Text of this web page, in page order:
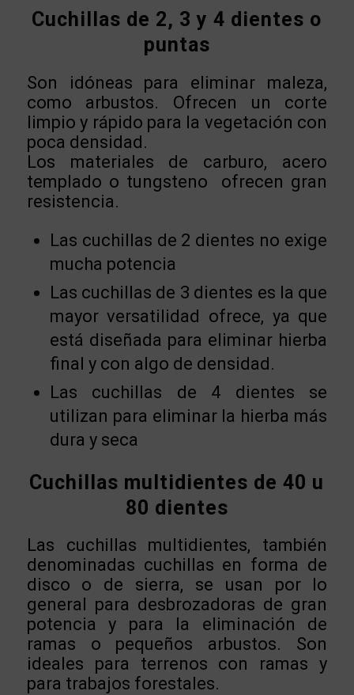
Cuchillas de 2, 3 y 4 dientes o
puntas
Son idóneas para eliminar maleza,
como arbustos. Ofrecen un corte
limpio y rápido para la vegetación con
poca densidad.
Los materiales de carburo, acero
templado o tungsteno ofrecen gran
resistencia.
Las cuchillas de 2 dientes no exige
mucha potencia
Las cuchillas de 3 dientes es la que
mayor versatilidad ofrece, ya que
está diseñada para eliminar hierba
final y con algo de densidad.
Las cuchillas de 4 dientes se
utilizan para eliminar la hierba más
dura y seca
Cuchillas multidientes de 40 u
80 dientes
Las cuchillas multidientes, también
denominadas cuchillas en forma de
disco o de sierra, se usan por lo
general para desbrozadoras de gran
potencia y para la eliminación de
ramas o pequeños arbustos. Son
ideales para terrenos con ramas y
para trabajos forestales.